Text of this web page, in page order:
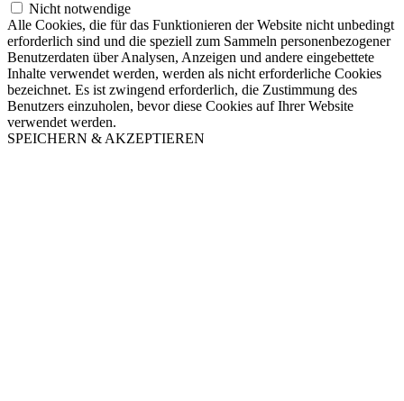
Nicht notwendige
Alle Cookies, die für das Funktionieren der Website nicht unbedingt
erforderlich sind und die speziell zum Sammeln personenbezogener
Benutzerdaten über Analysen, Anzeigen und andere eingebettete
Inhalte verwendet werden, werden als nicht erforderliche Cookies
bezeichnet. Es ist zwingend erforderlich, die Zustimmung des
Benutzers einzuholen, bevor diese Cookies auf Ihrer Website
verwendet werden.
SPEICHERN & AKZEPTIEREN